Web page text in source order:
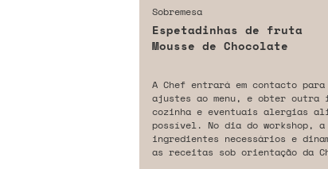
Sobremesa
Espetadinhas de fruta
Mousse de Chocolate
A Chef entrará em contacto
ajustes ao menu, e obter outra
cozinha e eventuais alergias
possível. No dia do workshop, a
ingredientes necessários e
as receitas sob orientação da